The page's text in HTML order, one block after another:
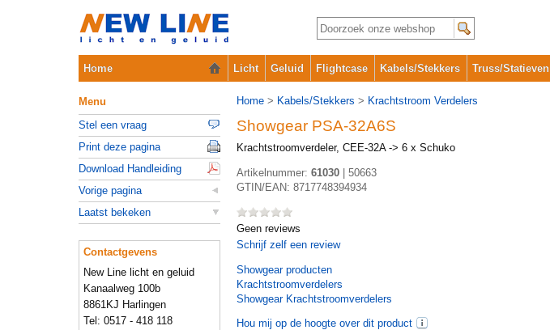
Home Licht Geluid Flightcase Kabels/Stekkers Truss/Statieven
Home > Kabels/Stekkers > Krachtstroom Verdelers
Showgear PSA-32A6S
Krachtstroomverdeler, CEE-32A -> 6 x Schuko
Artikelnummer: 61030
50663
GTIN/EAN: 8717748394934
Geen reviews
Schrijf zelf een review
Showgearproducten
Krachtstroomverdelers
Showgear Krachtstroomverdelers
Hou mij op de hoogte over dit product
Menu
Stel een vraag
Print deze pagina
Download Handleiding
Vorige pagina
Laatst bekeken
Contactgevens
New Line licht en geluid
Kanaalweg 100b
8861KJ Harlingen
Tel: 0517 - 418 118